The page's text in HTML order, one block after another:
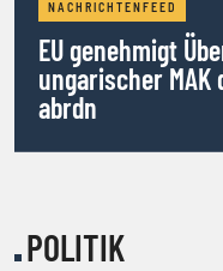
NACHRICHTENFEED
EU genehmigt
ungarischer MAK
abrdn
POLITIK